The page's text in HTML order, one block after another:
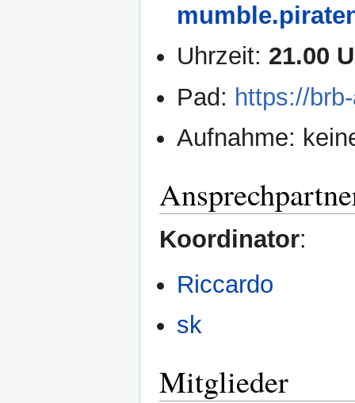
Uhrzeit: 21.00
Pad: https://
Aufnahme:
Koordinator:
Riccardo
sk
Mitglieder